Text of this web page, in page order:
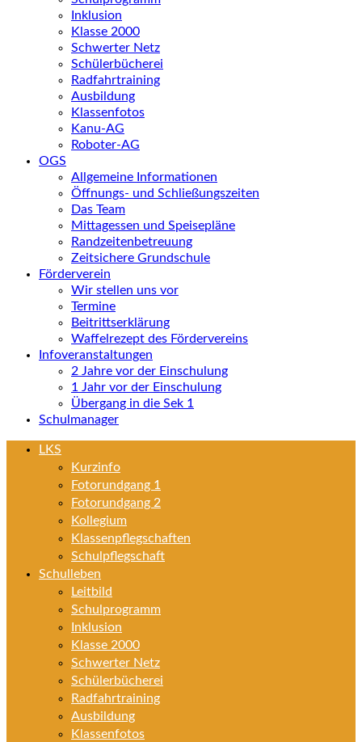
Inklusion
Klasse 2000
Schwerter Netz
Schülerbücherei
Radfahrtraining
Ausbildung
Klassenfotos
Kanu-AG
Roboter-AG
OGS
Allgemeine Informationen
Öffnungs- und Schließungszeiten
Das Team
Mittagessen und Speisepläne
Randzeitenbetreuung
Zeitsichere Grundschule
Förderverein
Wir stellen uns vor
Termine
Beitrittserklärung
Waffelrezept des Fördervereins
Infoveranstaltungen
2 Jahre vor der Einschulung
1 Jahr vor der Einschulung
Übergang in die Sek 1
Schulmanager
LKS
Kurzinfo
Fotorundgang 1
Fotorundgang 2
Kollegium
Klassenpflegschaften
Schulpflegschaft
Schulleben
Leitbild
Schulprogramm
Inklusion
Klasse 2000
Schwerter Netz
Schülerbücherei
Radfahrtraining
Ausbildung
Klassenfotos